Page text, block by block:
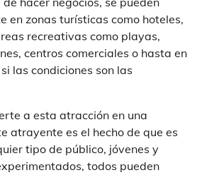
en zonas turísticas como hoteles,
recreativas como playas,
centros comerciales o hasta en
las condiciones son las
a esta atracción en una
atrayente es el hecho de que es
tipo de público, jóvenes y
todos pueden